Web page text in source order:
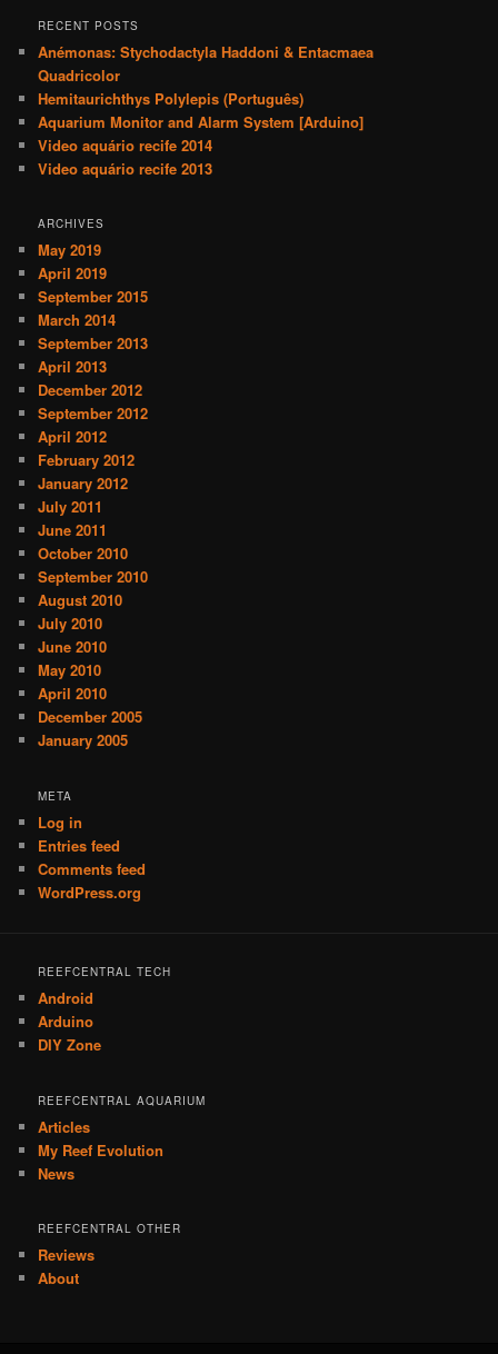
r
h
RECENT POSTS
Anémonas: Stychodactyla Haddoni & Entacmaea
Quadricolor
Hemitaurichthys Polylepis (Português)
Aquarium Monitor and Alarm System [Arduino]
Video aquário recife 2014
Video aquário recife 2013
ARCHIVES
May 2019
April 2019
September 2015
March 2014
September 2013
April 2013
December 2012
September 2012
April 2012
February 2012
January 2012
July 2011
June 2011
October 2010
September 2010
August 2010
July 2010
June 2010
May 2010
April 2010
December 2005
January 2005
META
Log in
Entries feed
Comments feed
WordPress.org
REEFCENTRAL TECH
Android
Arduino
DIY Zone
REEFCENTRAL AQUARIUM
Articles
My Reef Evolution
News
REEFCENTRAL OTHER
Reviews
About